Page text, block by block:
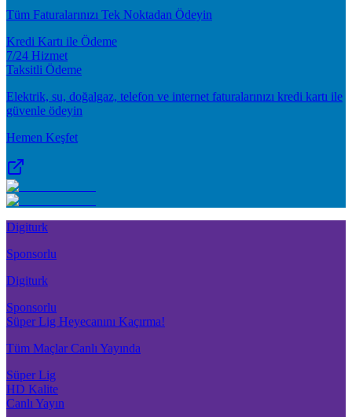
Tüm Faturalarınızı Tek Noktadan Ödeyin
Kredi Kartı ile Ödeme
7/24 Hizmet
Taksitli Ödeme
Elektrik, su, doğalgaz, telefon ve internet faturalarınızı kredi kartı ile
güvenle ödeyin
Hemen Keşfet
Digiturk
Sponsorlu
Digiturk
Sponsorlu
Süper Lig Heyecanını Kaçırma!
Tüm Maçlar Canlı Yayında
Süper Lig
HD Kalite
Canlı Yayın